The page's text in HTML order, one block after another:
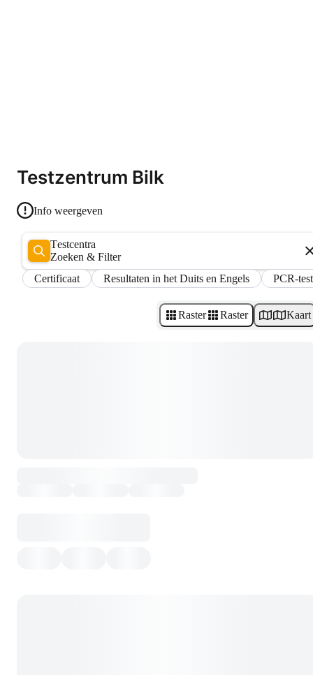
Testzentrum Bilk
Info weergeven
Testcentra
Zoeken & Filter
Certificaat
Resultaten in het Duits en Engels PCR-test
Raster Raster Kaart